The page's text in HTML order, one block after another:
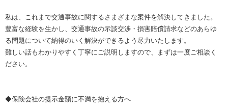
私は、これまで交通事故に関するさまざまな案件を解決してきました。
豊富な経験を生かし、交通事故の示談交渉・損害賠償請求などのあらゆ
る問題について納得のいく解決ができるよう尽力いたします。
難しい話もわかりやすく丁寧にご説明しますので、まずは一度ご相談く
ださい。
◆保険会社の提示金額に不満を抱える方へ